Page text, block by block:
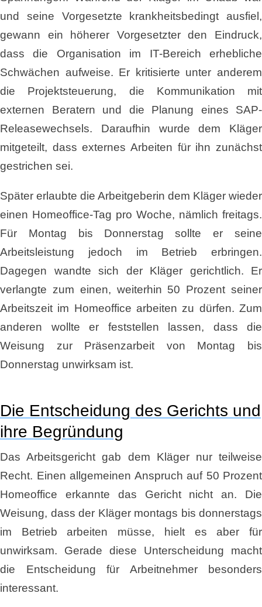
und seine Vorgesetzte krankheitsbedingt ausfiel,
gewann ein höherer Vorgesetzter den Eindruck,
dass die Organisation im IT-Bereich erhebliche
Schwächen aufweise. Er kritisierte unter anderem
die Projektsteuerung, die Kommunikation mit
externen Beratern und die Planung eines SAP-
Releasewechsels. Daraufhin wurde dem Kläger
mitgeteilt, dass externes Arbeiten für ihn zunächst
gestrichen sei.
Später erlaubte die Arbeitgeberin dem Kläger wieder
einen Homeoffice-Tag pro Woche, nämlich freitags.
Für Montag bis Donnerstag sollte er seine
Arbeitsleistung jedoch im Betrieb erbringen.
Dagegen wandte sich der Kläger gerichtlich. Er
verlangte zum einen, weiterhin 50 Prozent seiner
Arbeitszeit im Homeoffice arbeiten zu dürfen. Zum
anderen wollte er feststellen lassen, dass die
Weisung zur Präsenzarbeit von Montag bis
Donnerstag unwirksam ist.
Die Entscheidung des Gerichts und
ihre Begründung
Das Arbeitsgericht gab dem Kläger nur teilweise
Recht. Einen allgemeinen Anspruch auf 50 Prozent
Homeoffice erkannte das Gericht nicht an. Die
Weisung, dass der Kläger montags bis donnerstags
im Betrieb arbeiten müsse, hielt es aber für
unwirksam. Gerade diese Unterscheidung macht
die Entscheidung für Arbeitnehmer besonders
interessant.